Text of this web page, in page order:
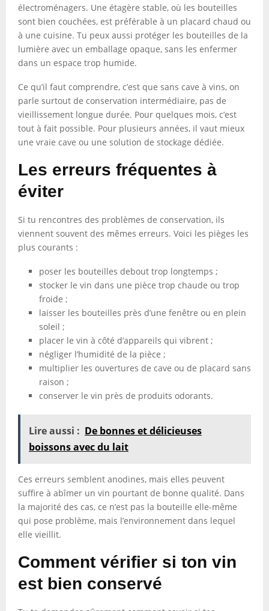
électroménagers. Une étagère stable, où les bouteilles
sont bien couchées, est préférable à un placard chaud ou
à une cuisine. Tu peux aussi protéger les bouteilles de la
lumière avec un emballage opaque, sans les enfermer
dans un espace trop humide.
Ce qu’il faut comprendre, c’est que sans cave à vins, on
parle surtout de conservation intermédiaire, pas de
vieillissement longue durée. Pour quelques mois, c’est
tout à fait possible. Pour plusieurs années, il vaut mieux
une vraie cave ou une solution de stockage dédiée.
Les erreurs fréquentes à
éviter
Si tu rencontres des problèmes de conservation, ils
viennent souvent des mêmes erreurs. Voici les pièges les
plus courants :
poser les bouteilles debout trop longtemps ;
stocker le vin dans une pièce trop chaude ou trop
froide ;
laisser les bouteilles près d’une fenêtre ou en plein
soleil ;
placer le vin à côté d’appareils qui vibrent ;
négliger l’humidité de la pièce ;
multiplier les ouvertures de cave ou de placard sans
raison ;
conserver le vin près de produits odorants.
Lire aussi : De bonnes et délicieuses
boissons avec du lait
Ces erreurs semblent anodines, mais elles peuvent
suffire à abîmer un vin pourtant de bonne qualité. Dans
la majorité des cas, ce n’est pas la bouteille elle-même
qui pose problème, mais l’environnement dans lequel
elle vieillit.
Comment vérifier si ton vin
est bien conservé